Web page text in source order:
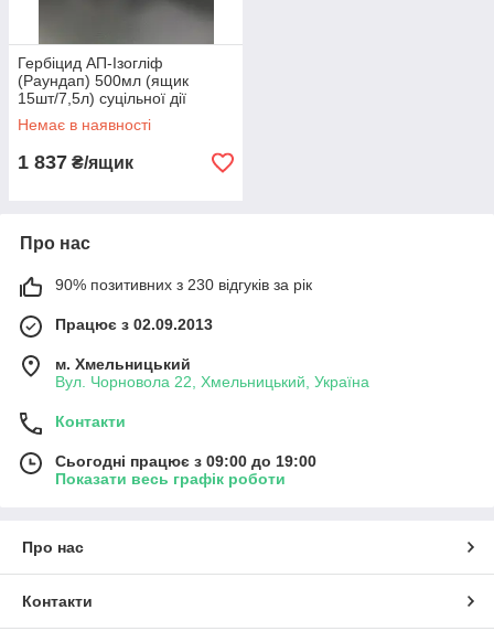
Гербіцид АП-Ізогліф
(Раундап) 500мл (ящик
15шт/7,5л) суцільної дії
(ізопропіламінна сіль
гліфосату 480 г/л)
Немає в наявності
1 837 ₴/ящик
Про нас
90% позитивних з 230 відгуків за рік
Працює з 02.09.2013
м. Хмельницький
Вул. Чорновола 22, Хмельницький, Україна
Контакти
Сьогодні працює з 09:00 до 19:00
Показати весь графік роботи
Про нас
Контакти